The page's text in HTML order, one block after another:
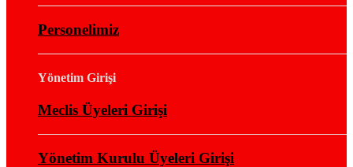
Personelimiz
Yönetim Girişi
Meclis Üyeleri Girişi
Yönetim Kurulu Üyeleri Girişi